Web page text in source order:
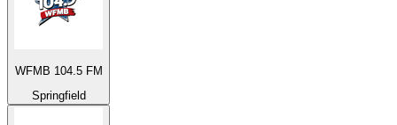
WFMB 104.5 FM
Springfield